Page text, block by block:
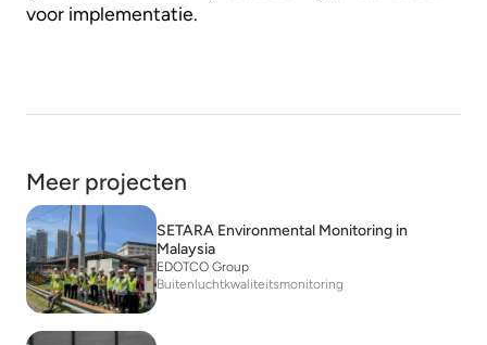
voor implementatie.
Meer projecten
SETARA Environmental Monitoring in
Malaysia
EDOTCO Group
Buitenluchtkwaliteitsmonitoring